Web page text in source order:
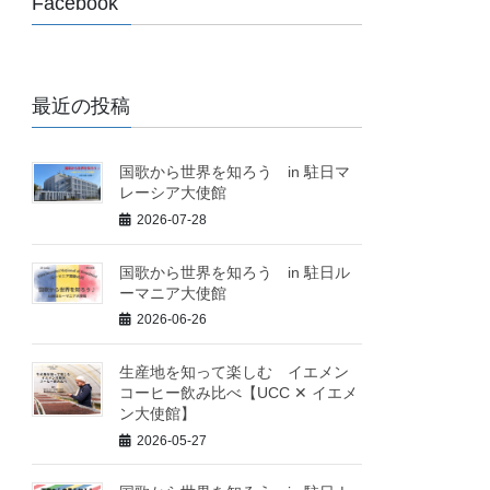
最近の投稿
国歌から世界を知ろう in 駐日マ
レーシア大使館
2026-07-28
国歌から世界を知ろう in 駐日ル
ーマニア大使館
2026-06-26
生産地を知って楽しむ イエメン
コーヒー飲み比べ【UCC ✕ イエメ
ン大使館】
2026-05-27